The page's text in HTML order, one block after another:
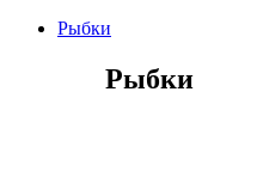
Рыбки
Рыбки